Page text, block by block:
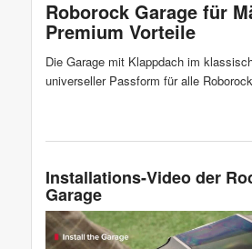
Roborock Garage für
Premium Vorteile
Die Garage mit Klappdach im
universeller Passform für alle
Installations-Video der
Garage